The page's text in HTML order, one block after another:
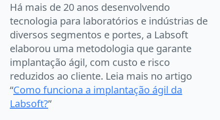
Há mais de 20 anos desenvolvendo
tecnologia para laboratórios e indústrias de
diversos segmentos e portes, a Labsoft
elaborou uma metodologia que garante
implantação ágil, com custo e risco
reduzidos ao cliente. Leia mais no artigo
“Como funciona a implantação ágil da
Labsoft?”